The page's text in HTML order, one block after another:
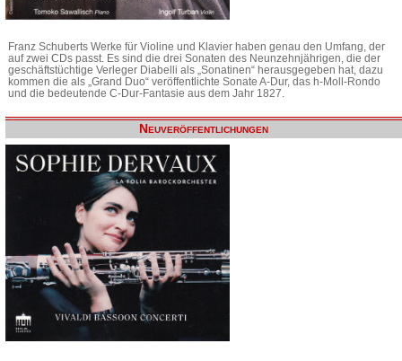
Franz Schuberts Werke für Violine und Klavier haben genau den Umfang, der
auf zwei CDs passt. Es sind die drei Sonaten des Neunzehnjährigen, die der
geschäftstüchtige Verleger Diabelli als „Sonatinen“ herausgegeben hat, dazu
kommen die als „Grand Duo“ veröffentlichte Sonate A-Dur, das h-Moll-Rondo
und die bedeutende C-Dur-Fantasie aus dem Jahr 1827.
Neuveröffentlichungen